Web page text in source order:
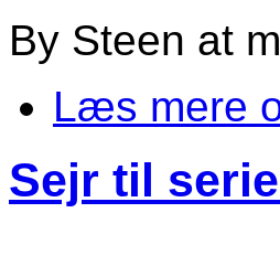
By Steen at
Læs mere
Sejr til